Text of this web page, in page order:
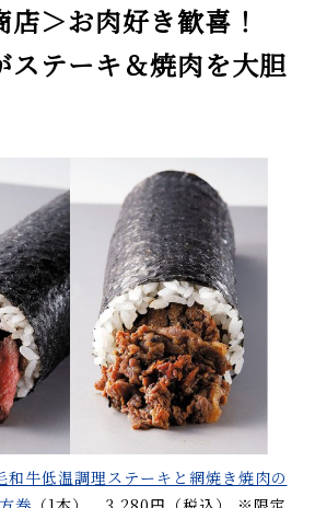
＞お肉好き歓喜！
ステーキ＆焼肉を大胆
和牛低温調理ステーキと網焼き焼肉の